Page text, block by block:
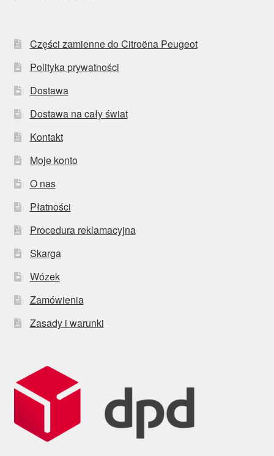
Części zamienne do Citroëna Peugeot
Polityka prywatności
Dostawa
Dostawa na cały świat
Kontakt
Moje konto
O nas
Płatności
Procedura reklamacyjna
Skarga
Wózek
Zamówienia
Zasady i warunki